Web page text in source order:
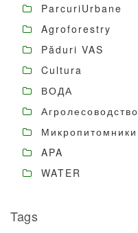
ParcuriUrbane
Agroforestry
Păduri VAS
Cultura
ВОДА
Агролесоводство
Микропитомники
APA
WATER
Tags